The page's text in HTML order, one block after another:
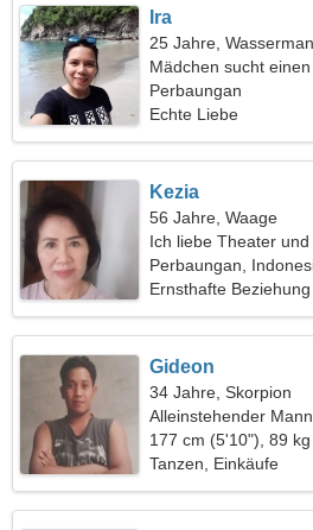
Ira
25 Jahre,
Mädchen sucht
Perbaungan
Echte Liebe
Kezia
56 Jahre, Waage
Ich liebe Theater
Perbaungan,
Ernsthafte Beziehung
Gideon
34 Jahre, Skorpion
Alleinstehender
177 cm (5'10"), 89
Tanzen, Einkäufe